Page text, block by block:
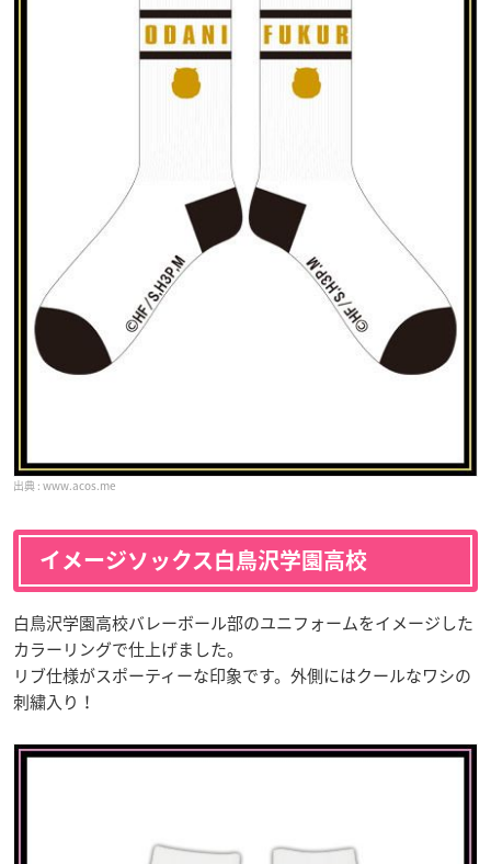
www.acos.me
イメージソックス白鳥沢学園高校
白鳥沢学園高校バレーボール部のユニフォームをイメージした
カラーリングで仕上げました。
リブ仕様がスポーティーな印象です。外側にはクールなワシの
刺繍入り！